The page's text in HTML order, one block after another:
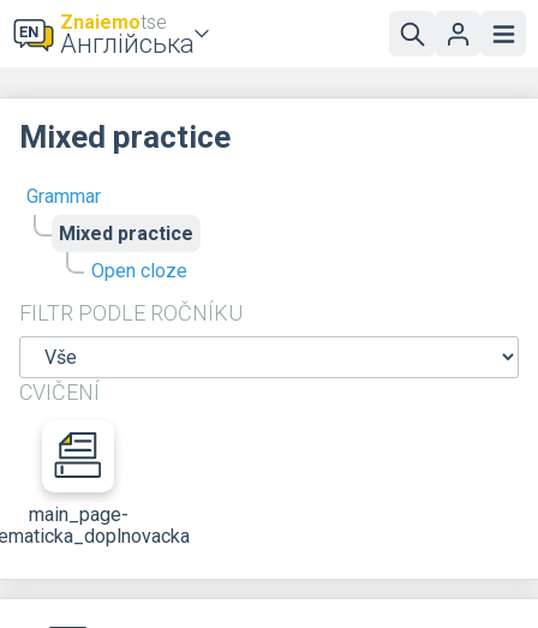
Znaiemotse
Англійська
Grammar
Mixed practice
Open cloze
FILTR PODLE ROČNÍKU
CVIČENÍ
main_page-
Mixed practice